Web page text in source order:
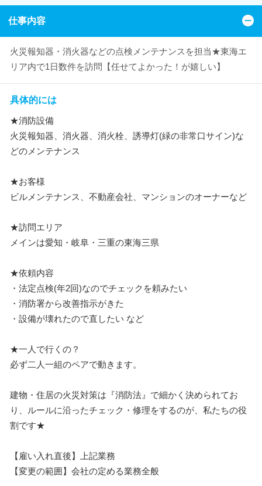
仕事内容
火災報知器・消火器などの点検メンテナンスを担当★東海エ
リア内で1日数件を訪問【任せてよかった！が嬉しい】
具体的には
★消防設備
火災報知器、消火器、消火栓、誘導灯(緑の非常口サイン)な
どのメンテナンス
★お客様
ビルメンテナンス、不動産会社、マンションのオーナーなど
★訪問エリア
メインは愛知・岐阜・三重の東海三県
★依頼内容
・法定点検(年2回)なのでチェックを頼みたい
・消防署から改善指示がきた
・設備が壊れたので直したい など
★一人で行くの？
必ず二人一組のペアで動きます。
建物・住居の火災対策は『消防法』で細かく決められてお
り、ルールに沿ったチェック・修理をするのが、私たちの役
割です★
【雇い入れ直後】上記業務
【変更の範囲】会社の定める業務全般